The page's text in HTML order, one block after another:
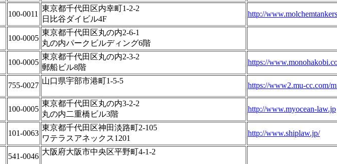
100-0011
東京都千代田区内幸町1-2-2
日比谷ダイビル4F
http://
100-0005
東京都千代田区丸の内2-6-1
丸の内パークビルディング6階
100-0005
東京都千代田区丸の内2-3-2
郵船ビル8階
https://
755-0027
山口県宇部市港町1-5-5
https://www2.mu-cc.com/
100-0005
東京都千代田区丸の内3-2-2
丸の内二重橋ビル3階
http://www.myocean-law.jp
101-0063
東京都千代田区神田淡路町2-105
ワテラスアネックス1201
http://www.shiplaw.jp/
541-0046
大阪府大阪市中央区平野町4-1-2